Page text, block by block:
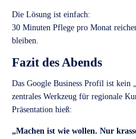
Die Lösung ist einfach:
30 Minuten Pflege pro Monat
bleiben.
Fazit des Abends
Das Google Business Profil ist kein
zentrales Werkzeug für regionale
Präsentation hieß:
„Machen ist wie wollen. Nur